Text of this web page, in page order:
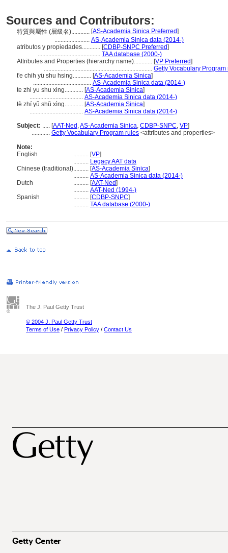
Sources and Contributors:
特質與屬性 (層級名)............ [AS-Academia Sinica Preferred]
....................... AS-Academia Sinica data (2014-)
atributos y propiedades............ [CDBP-SNPC Preferred]
......................................... TAA database (2000-)
Attributes and Properties (hierarchy name)............ [VP Preferred]
....................................................................... Getty Vocabulary Program
t'e chih yü shu hsing............ [AS-Academia Sinica]
...................................... AS-Academia Sinica data (2014-)
te zhi yu shu xing............ [AS-Academia Sinica]
................................... AS-Academia Sinica data (2014-)
tè zhí yǔ shǔ xìng............ [AS-Academia Sinica]
................................... AS-Academia Sinica data (2014-)
Subject: ..... [AAT-Ned ,AS-Academia Sinica, CDBP-SNPC, VP]
............ Getty Vocabulary Program rules <attributes and properties>
Note:
English
.......... [VP]
.......... Legacy AAT data
Chinese (traditional).......... [AS-Academia Sinica]
.......... AS-Academia Sinica data (2014-)
Dutch
.......... [AAT-Ned]
.......... AAT-Ned (1994-)
Spanish
.......... [CDBP-SNPC]
.......... TAA database (2000-)
The J. Paul Getty Trust
© 2004 J. Paul Getty Trust
Terms of Use / Privacy Policy / Contact Us
Getty Center